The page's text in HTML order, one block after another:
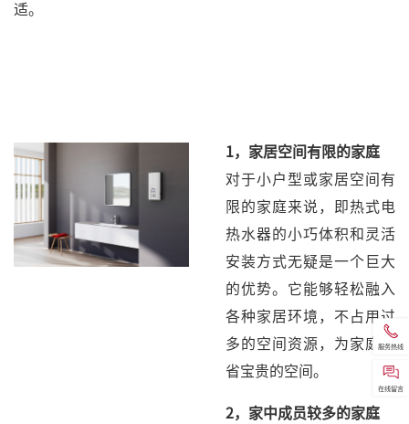
适。
1， 家居空间有限的家庭
对于小户型或家居空间有
限的家庭来说，即热式电
热水器的小巧体积和灵活
安装方式无疑是一个巨大
的优势。它能够轻松融入
各种家居环境，不占用过
多的空间资源，为家庭节
省宝贵的空间。
2， 家中成员较多的家庭
服务热线
在线留言